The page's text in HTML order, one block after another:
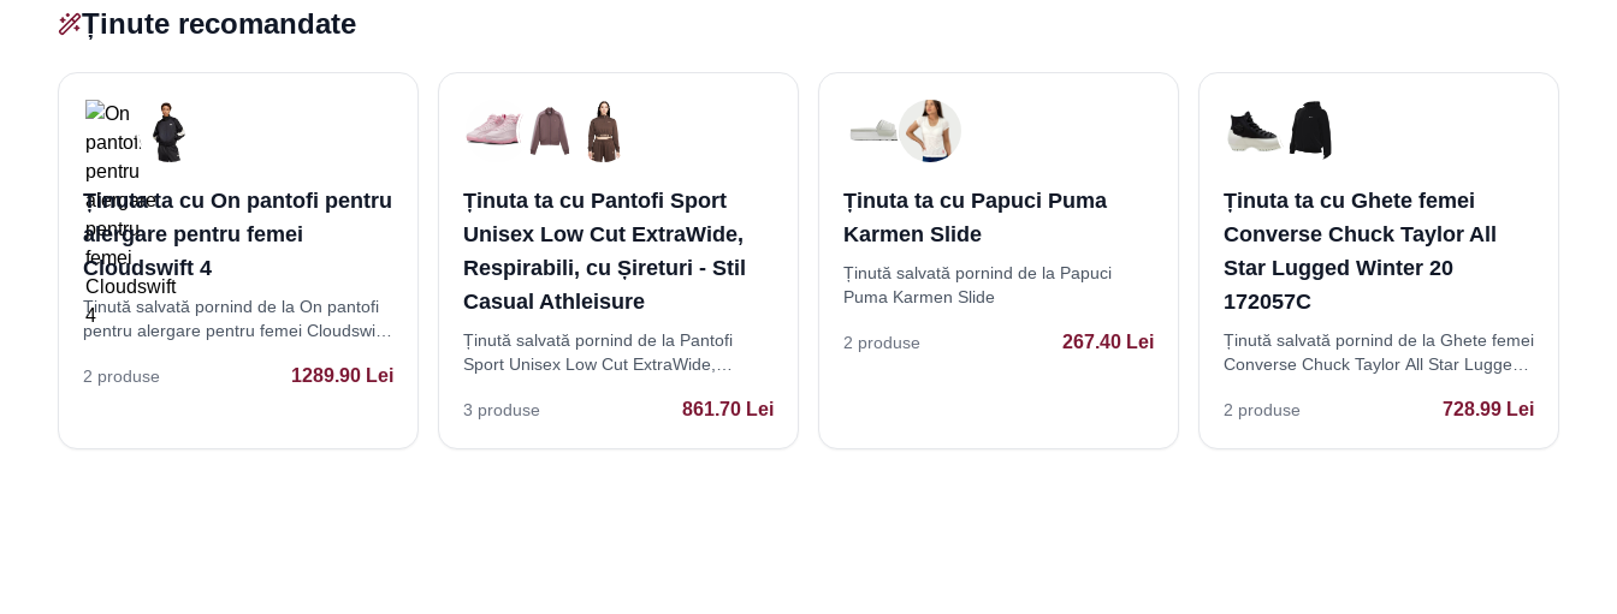
Ținute recomandate
Ținuta ta cu On pantofi pentru
alergare pentru femei
Cloudswift 4
Ținută salvată pornind de la On pantofi
pentru alergare pentru femei Cloudswift
2 produse 1289.90 Lei
Ținuta ta cu Pantofi Sport
Unisex Low Cut ExtraWide,
Respirabili, cu Șireturi - Stil
Casual Athleisure
Ținută salvată pornind de la Pantofi
Sport Unisex Low Cut ExtraWide,
Athleisure
3 produse 861.70 Lei
Ținuta ta cu Papuci Puma
Karmen Slide
Ținută salvată pornind de la Papuci
Puma Karmen Slide
2 produse 267.40 Lei
Ținuta ta cu Ghete femei
Converse Chuck Taylor All
Star Lugged Winter 20
172057C
Ținută salvată pornind de la Ghete femei
Converse Chuck Taylor All Star Lugged
2 produse 728.99 Lei